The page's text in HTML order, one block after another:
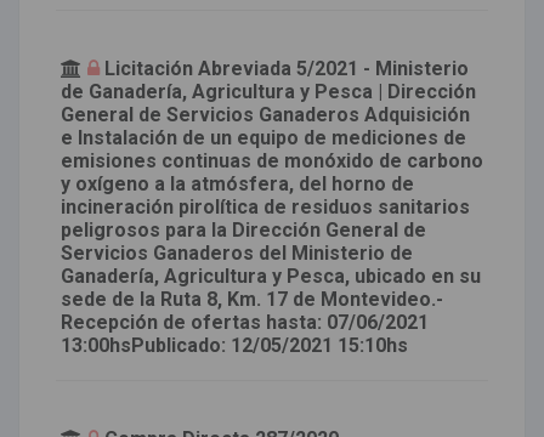
Licitación Abreviada 5/2021 - Ministerio
de Ganadería, Agricultura y Pesca | Dirección
General de Servicios Ganaderos Adquisición
e Instalación de un equipo de mediciones de
emisiones continuas de monóxido de carbono
y oxígeno a la atmósfera, del horno de
incineración pirolítica de residuos sanitarios
peligrosos para la Dirección General de
Servicios Ganaderos del Ministerio de
Ganadería, Agricultura y Pesca, ubicado en su
sede de la Ruta 8, Km. 17 de Montevideo.-
Recepción de ofertas hasta: 07/06/2021
13:00hsPublicado: 12/05/2021 15:10hs